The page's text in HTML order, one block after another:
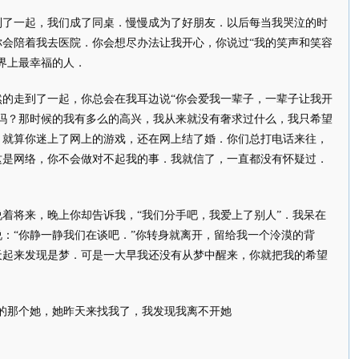
起，我们成了同桌．慢慢成为了好朋友．以后每当我哭泣的时
陪着我去医院．你会想尽办法让我开心，你说过“我的笑声和笑容
上最幸福的人．
到了一起，你总会在我耳边说“你会爱我一辈子，一辈子让我开
？那时候的我有多么的高兴，我从来就没有奢求过什么，我只希望
算你迷上了网上的游戏，还在网上结了婚．你们总打电话来往，
网络，你不会做对不起我的事．我就信了，一直都没有怀疑过．
来，晚上你却告诉我，“我们分手吧，我爱上了别人”．我呆在
“你静一静我们在谈吧．”你转身就离开，留给我一个泠漠的背
来发现是梦．可是一大早我还没有从梦中醒来，你就把我的希望
个她，她昨天来找我了，我发现我离不开她